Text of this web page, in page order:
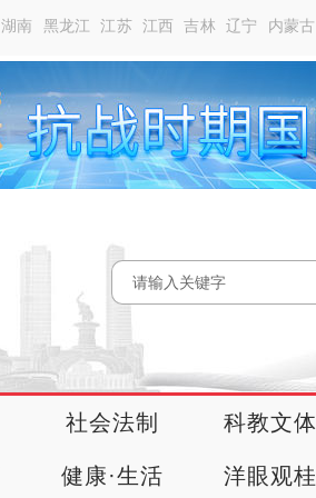
湖南 黑龙江 江苏 江西 吉林 辽宁 内蒙古
社会法制 科教文体
健康·生活 洋眼观桂